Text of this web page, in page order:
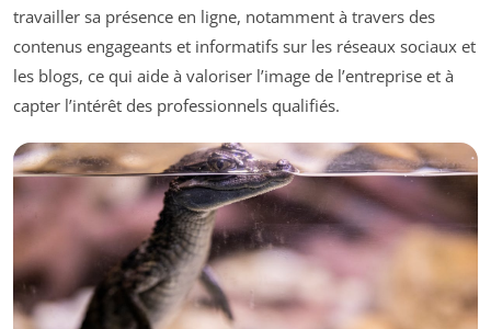
travailler sa présence en ligne, notamment à travers des
contenus engageants et informatifs sur les réseaux sociaux et
les blogs, ce qui aide à valoriser l’image de l’entreprise et à
capter l’intérêt des professionnels qualifiés.